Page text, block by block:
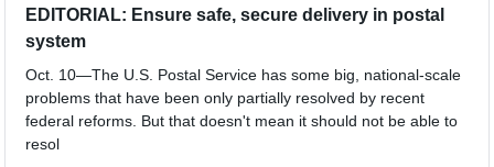
EDITORIAL: Ensure safe, secure delivery in postal
system
Oct. 10—The U.S. Postal Service has some big, national-scale
problems that have been only partially resolved by recent
federal reforms. But that doesn't mean it should not be able to
resol